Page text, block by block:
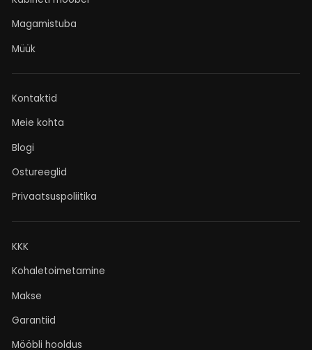
Magamistuba
Müük
Kontaktid
Meie kohta
Blogi
Ostureeglid
Privaatsuspoliitika
KKK
Kohaletoimetamine
Makse
Garantiid
Mööbli hooldus